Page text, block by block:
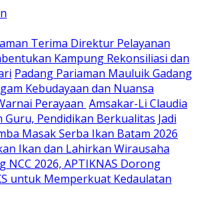
Terima Direktur Pelayanan
Kampung Rekonsiliasi dan
Padang Pariaman Mauluik Gadang
Kebudayaan dan Nuansa
Perayaan
Amsakar-Li Claudia
Pendidikan Berkualitas Jadi
Masak Serba Ikan Batam 2026
Ikan dan Lahirkan Wirausaha
NCC 2026, APTIKNAS Dorong
untuk Memperkuat Kedaulatan